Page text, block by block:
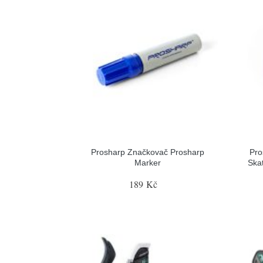
Prosharp Značkovač Prosharp
Marker
189 Kč